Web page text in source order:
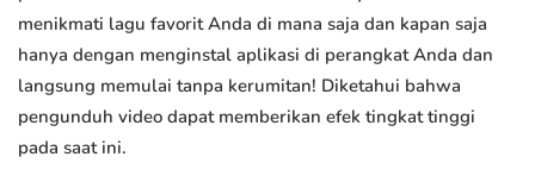
menikmati lagu favorit Anda di mana saja dan kapan saja
hanya dengan menginstal aplikasi di perangkat Anda dan
langsung memulai tanpa kerumitan! Diketahui bahwa
pengunduh video dapat memberikan efek tingkat tinggi
pada saat ini.